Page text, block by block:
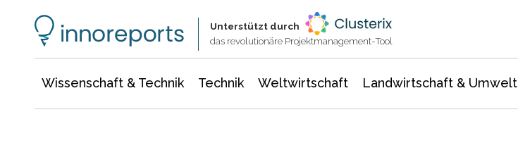
Unterstützt durch
das revolutionäre Projektmanagement-Tool
Wissenschaft & Technik Technik Weltwirtschaft Landwirtschaft & Umwelt